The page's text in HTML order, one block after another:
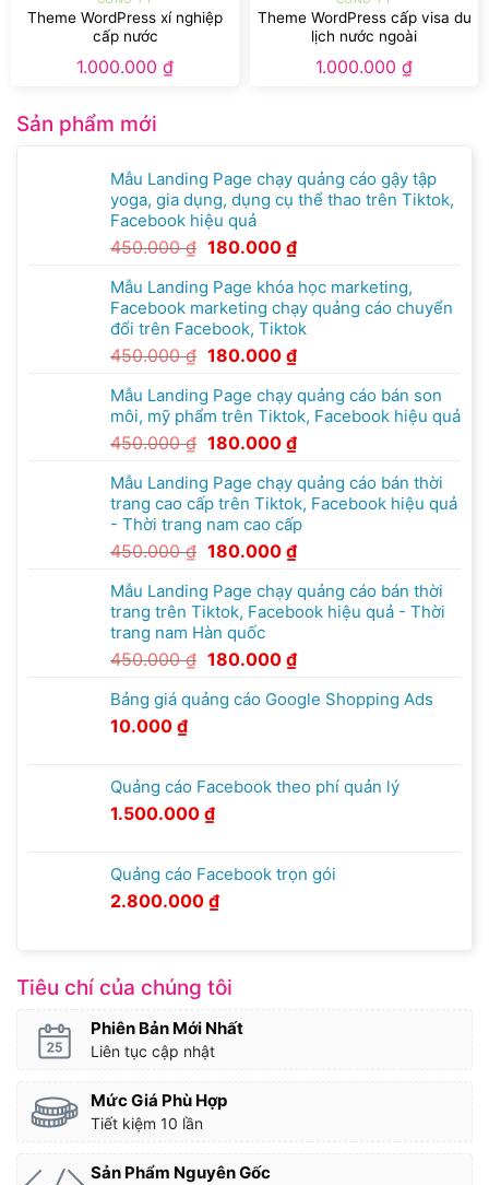
Theme WordPress xí nghiệp
cấp nước
1.000.000 ₫
Theme WordPress cấp visa du
lịch nước ngoài
1.000.000 ₫
Sản phẩm mới
Mẫu Landing Page chạy quảng cáo gậy tập
yoga, gia dụng, dụng cụ thể thao trên Tiktok,
Facebook hiệu quả
450.000₫ 180.000 ₫
Mẫu Landing Page khóa học marketing,
Facebook marketing chạy quảng cáo chuyển
đổi trên Facebook, Tiktok
450.000₫ 180.000 ₫
Mẫu Landing Page chạy quảng cáo bán son
môi, mỹ phẩm trên Tiktok, Facebook hiệu quả
450.000₫ 180.000 ₫
Mẫu Landing Page chạy quảng cáo bán thời
trang cao cấp trên Tiktok, Facebook hiệu quả
- Thời trang nam cao cấp
450.000₫ 180.000 ₫
Mẫu Landing Page chạy quảng cáo bán thời
trang trên Tiktok, Facebook hiệu quả - Thời
trang nam Hàn quốc
450.000₫ 180.000 ₫
Bảng giá quảng cáo Google Shopping Ads
10.000 ₫
Quảng cáo Facebook theo phí quản lý
1.500.000 ₫
Quảng cáo Facebook trọn gói
2.800.000 ₫
Tiêu chí của chúng tôi
Phiên Bản Mới Nhất
Liên tục cập nhật
Mức Giá Phù Hợp
Tiết kiệm 10 lần
Sản Phẩm Nguyên Gốc